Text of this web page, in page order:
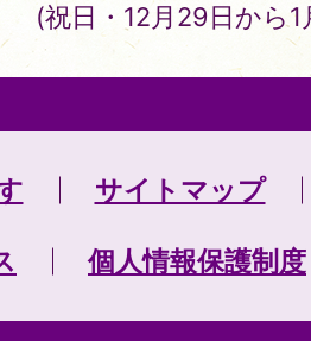
(祝日・12月29日から
サイトマップ
個人情報保護制度